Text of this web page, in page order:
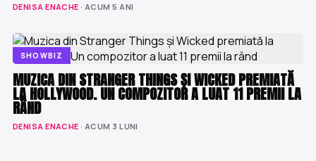
DENISA ENACHE · ACUM 5 ANI
SHOWBIZ
MUZICA DIN STRANGER THINGS ȘI WICKED PREMIATĂ
LA HOLLYWOOD. UN COMPOZITOR A LUAT 11 PREMII LA
RÂND
DENISA ENACHE · ACUM 3 LUNI